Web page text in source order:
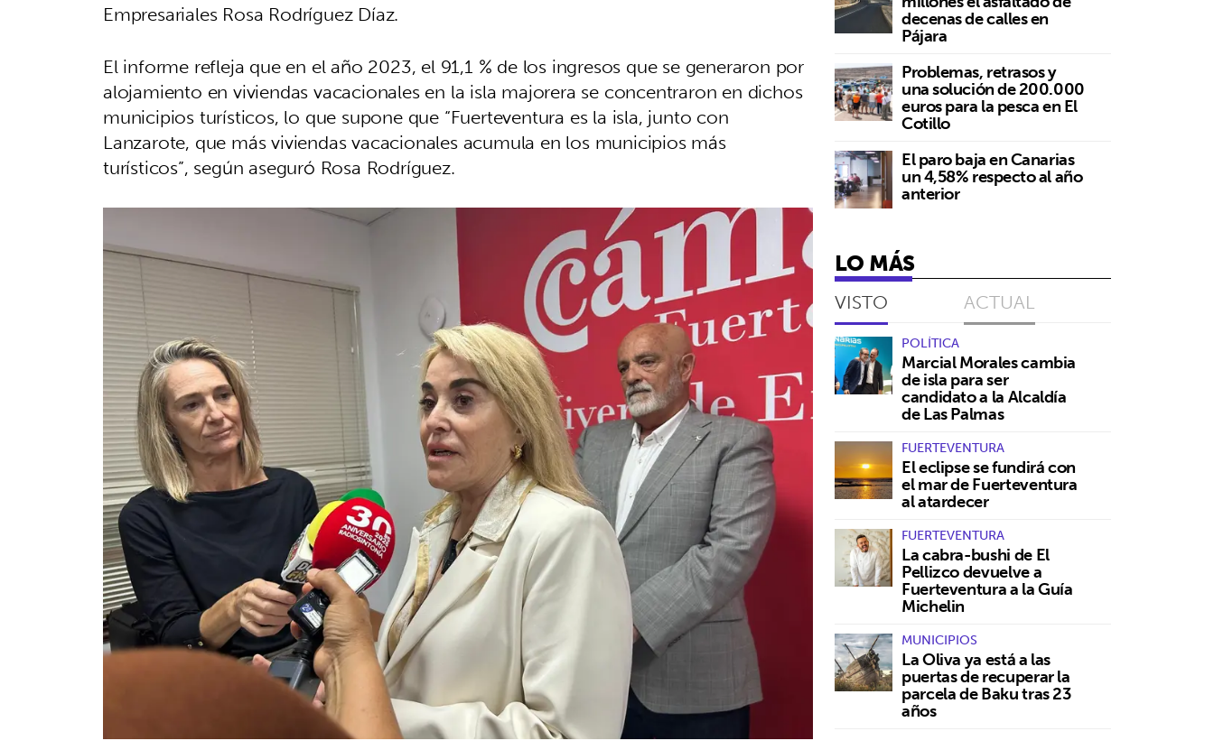
Empresariales Rosa Rodríguez Díaz.
El informe refleja que en el año 2023, el 91,1 % de los ingresos que se generaron por
alojamiento en viviendas vacacionales en la isla majorera se concentraron en dichos
municipios turísticos, lo que supone que “Fuerteventura es la isla, junto con
Lanzarote, que más viviendas vacacionales acumula en los municipios más
turísticos”, según aseguró Rosa Rodríguez.
decenas de calles en
Pájara
Problemas, retrasos y
una solución de 200.000
euros para la pesca en El
Cotillo
El paro baja en Canarias
un 4,58% respecto al año
anterior
LO MÁS
VISTO ACTUAL
POLÍTICA
Marcial Morales cambia
de isla para ser
candidato a la Alcaldía
de Las Palmas
FUERTEVENTURA
El eclipse se fundirá con
el mar de Fuerteventura
al atardecer
FUERTEVENTURA
La cabra-bushi de El
Pellizco devuelve a
Fuerteventura a la Guía
Michelin
MUNICIPIOS
La Oliva ya está a las
puertas de recuperar la
parcela de Baku tras 23
años